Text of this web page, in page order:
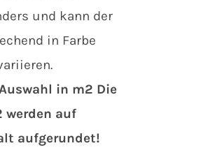
und kann der
in Farbe
in m2 Die
werden auf
aufgerundet!